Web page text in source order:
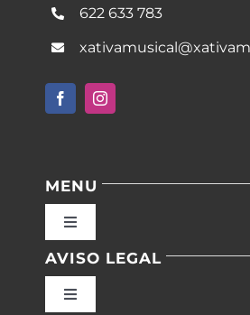
622 633 783
MENU
Toggle
Inicio
AVISO LEGAL
Toggle